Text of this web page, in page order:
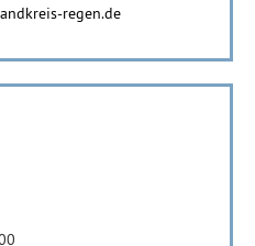
regen.de